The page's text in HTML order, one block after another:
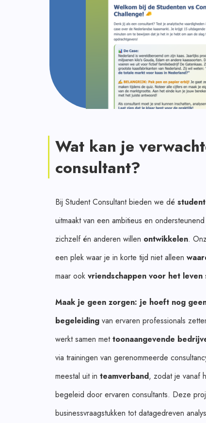
Wat kan je
consultant?
Bij Student Consultant bieden we dé
uitmaakt van een ambitieus en
zichzelf én anderen willen ontwikkelen.
een plek waar je in korte tijd niet alleen
maar ook vriendschappen voor het leven
Maak je geen zorgen: je hoeft nog
begeleiding van ervaren professionals
werkt samen mettoonaangevende
via trainingen van gerenommeerde
meestal uit in teamverband, zodat je vanaf
begeleid door ervaren consultants. Deze
businessvraagstukken tot datagedreven